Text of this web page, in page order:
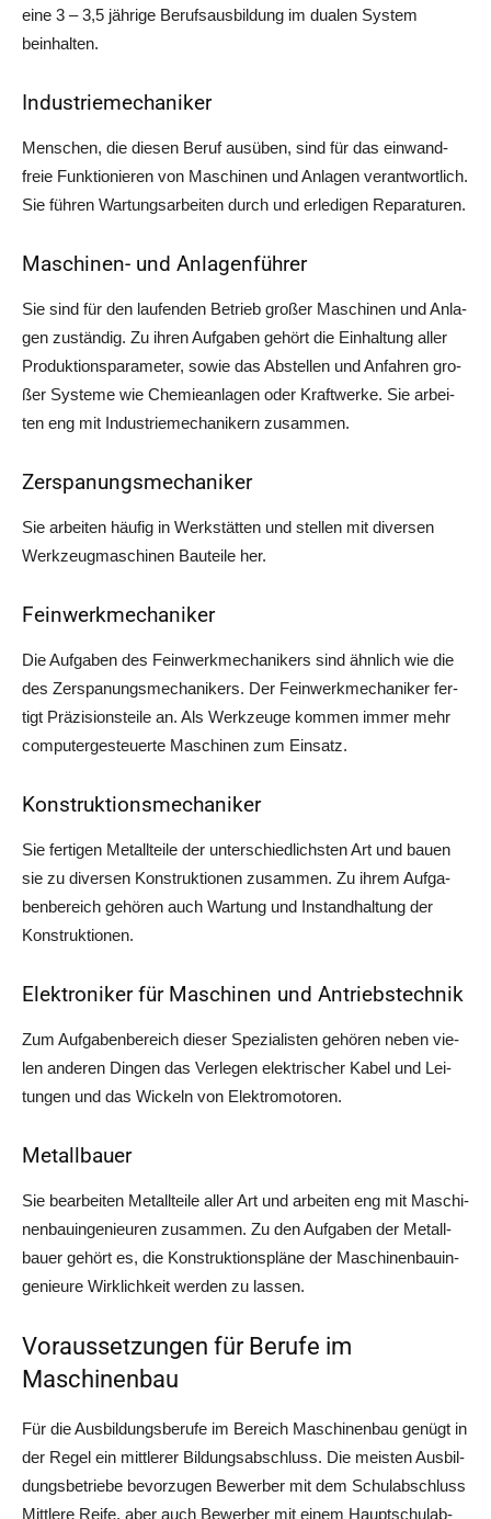
eine 3 – 3,5 jäh­ri­ge Berufs­aus­bil­dung im dua­len Sys­tem
beinhalten.
Industriemechaniker
Men­schen, die die­sen Beruf aus­üben, sind für das ein­wand­
freie Funk­tio­nie­ren von Maschi­nen und Anla­gen ver­ant­wort­lich.
Sie füh­ren War­tungs­ar­bei­ten durch und erle­di­gen Reparaturen.
Maschinen- und Anlagenführer
Sie sind für den lau­fen­den Betrieb gro­ßer Maschi­nen und Anla­
gen zustän­dig. Zu ihren Auf­ga­ben gehört die Ein­hal­tung aller
Pro­duk­ti­ons­pa­ra­me­ter, sowie das Abstel­len und Anfah­ren gro­
ßer Sys­te­me wie Che­mie­an­la­gen oder Kraft­wer­ke. Sie arbei­
ten eng mit Indus­trie­me­cha­ni­kern zusammen.
Zerspanungsmechaniker
Sie arbei­ten häu­fig in Werk­stät­ten und stel­len mit diver­sen
Werk­zeug­ma­schi­nen Bau­tei­le her.
Feinwerkmechaniker
Die Auf­ga­ben des Fein­werk­me­cha­ni­kers sind ähn­lich wie die
des Zer­spa­nungs­me­cha­ni­kers. Der Fein­werk­me­cha­ni­ker fer­
tigt Prä­zi­si­ons­tei­le an. Als Werk­zeu­ge kom­men immer mehr
com­pu­ter­ge­steu­er­te Maschi­nen zum Einsatz.
Konstruktionsmechaniker
Sie fer­ti­gen Metall­tei­le der unter­schied­lichs­ten Art und bau­en
sie zu diver­sen Kon­struk­tio­nen zusam­men. Zu ihrem Auf­ga­
ben­be­reich gehö­ren auch War­tung und Instand­hal­tung der
Konstruktionen.
Elektroniker für Maschinen und Antriebstechnik
Zum Auf­ga­ben­be­reich die­ser Spe­zia­lis­ten gehö­ren neben vie­
len ande­ren Din­gen das Ver­le­gen elek­tri­scher Kabel und Lei­
tun­gen und das Wickeln von Elektromotoren.
Metallbauer
Sie bear­bei­ten Metall­tei­le aller Art und arbei­ten eng mit Maschi­
nen­bau­in­ge­nieu­ren zusam­men. Zu den Auf­ga­ben der Metall­
bau­er gehört es, die Kon­struk­ti­ons­plä­ne der Maschi­nen­bau­in­
ge­nieu­re Wirk­lich­keit wer­den zu lassen.
Voraussetzungen für Berufe im
Maschinenbau
Für die Aus­bil­dungs­be­ru­fe im Bereich Maschi­nen­bau genügt in
der Regel ein mitt­le­rer Bil­dungs­ab­schluss. Die meis­ten Aus­bil­
dungs­be­trie­be bevor­zu­gen Bewer­ber mit dem Schul­ab­schluss
Mitt­le­re Rei­fe, aber auch Bewer­ber mit einem Haupt­schul­ab­